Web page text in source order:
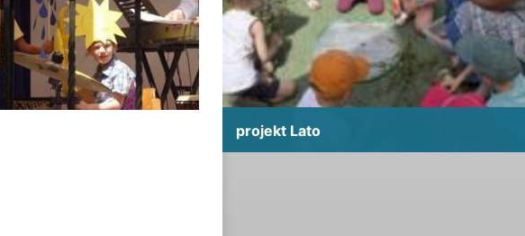
projekt Lato
projekt Lato